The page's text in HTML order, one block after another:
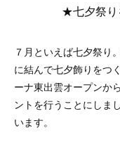
★七夕祭り
７月といえば七夕祭り
に結んで七夕飾りをつ
ーナ東出雲オープンか
ントを行うことにしま
います。